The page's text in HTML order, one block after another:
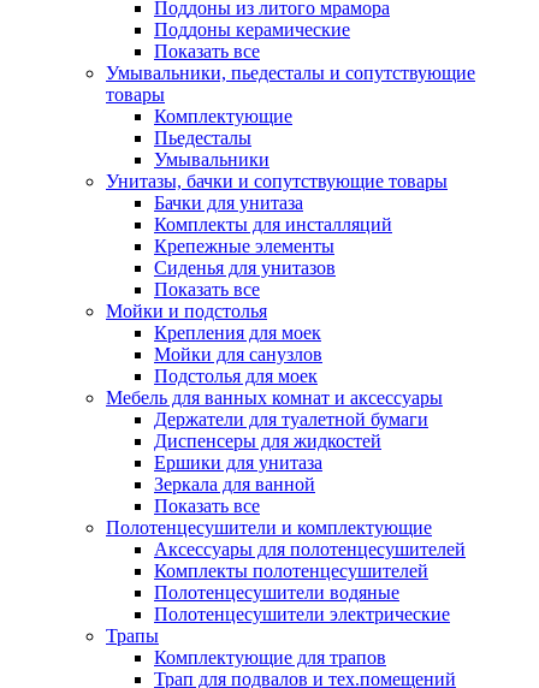
Поддоны из литого мрамора
Поддоны керамические
Показать все
Умывальники, пьедесталы и сопутствующие
товары
Комплектующие
Пьедесталы
Умывальники
Унитазы, бачки и сопутствующие товары
Бачки для унитаза
Комплекты для инсталляций
Крепежные элементы
Сиденья для унитазов
Показать все
Мойки и подстолья
Крепления для моек
Мойки для санузлов
Подстолья для моек
Мебель для ванных комнат и аксессуары
Держатели для туалетной бумаги
Диспенсеры для жидкостей
Ершики для унитаза
Зеркала для ванной
Показать все
Полотенцесушители и комплектующие
Аксессуары для полотенцесушителей
Комплекты полотенцесушителей
Полотенцесушители водяные
Полотенцесушители электрические
Трапы
Комплектующие для трапов
Трап для подвалов и тех.помещений